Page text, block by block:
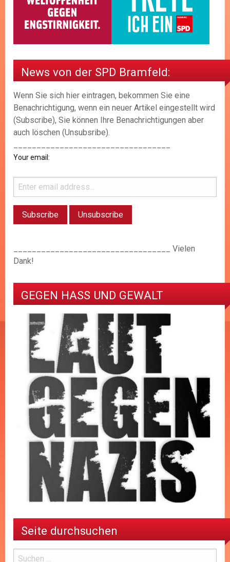
News von der SPD Bramfeld:
Wenn Sie sich hier eintragen, bekommen Sie eine
Benachrichtigung, wenn ein neuer Artikel eingestellt wird
(Subscribe), Sie können Ihre Benachrichtigungen aber
auch löschen (Unsubsribe).
Your email:
__________________________________ Vielen
Dank!
GEGEN HASS UND GEWALT
Seite durchsuchen